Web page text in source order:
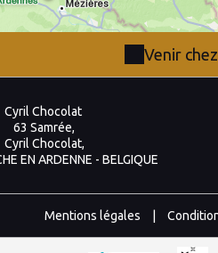
Venir
Cyril Chocolat
63 Samrée,
Cyril Chocolat,
EN ARDENNE - BELGIQUE
Mentions légales